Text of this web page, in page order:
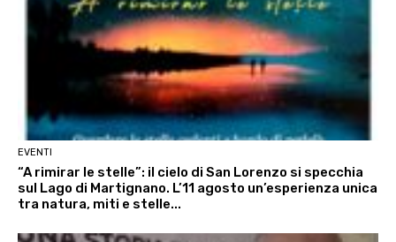
EVENTI
“A rimirar le stelle”: il cielo di San Lorenzo si specchia
sul Lago di Martignano. L’11 agosto un’esperienza unica
tra natura, miti e stelle...